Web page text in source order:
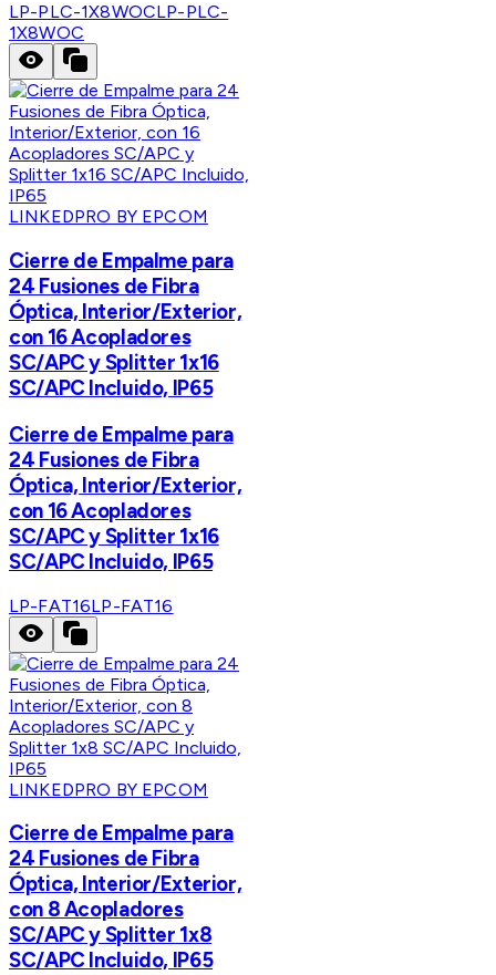
LP-PLC-1X8WOCLP-PLC-
1X8WOC
LINKEDPRO BY EPCOM
Cierre de Empalme para
24 Fusiones de Fibra
Óptica, Interior/Exterior,
con 16 Acopladores
SC/APC y Splitter 1x16
SC/APC Incluido, IP65
Cierre de Empalme para
24 Fusiones de Fibra
Óptica, Interior/Exterior,
con 16 Acopladores
SC/APC y Splitter 1x16
SC/APC Incluido, IP65
LP-FAT16LP-FAT16
LINKEDPRO BY EPCOM
Cierre de Empalme para
24 Fusiones de Fibra
Óptica, Interior/Exterior,
con 8 Acopladores
SC/APC y Splitter 1x8
SC/APC Incluido, IP65